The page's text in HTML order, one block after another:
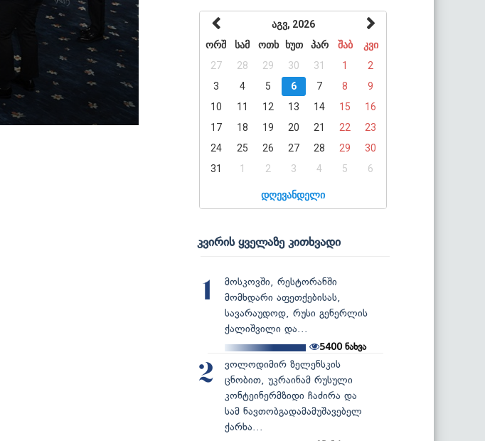
აგვ, 2026
ორშ
სამ ოთხ ხუთ პარ შაბ
კვი
27
28 29 30 31 1
2
3
4 5 6 7 8
9
10
11 12 13 14 15
16
17
18 19 20 21 22
23
24
25 26 27 28 29
30
31
1 2 3 4 5 6
დღევანდელი
კვირის ყველაზე კითხვადი
1
მოსკოვში, რესტორანში
მომხდარი აფეთქებისას,
სავარაუდოდ, რუსი გენერლის
ქალიშვილი და...
5400ნახვა
2
ვოლოდიმირ ზელენსკის
ცნობით, უკრაინამ რუსული
კონტეინერმზიდი ჩაძირა და
სამ ნავთობგადამამუშავებელ
ქარხა...